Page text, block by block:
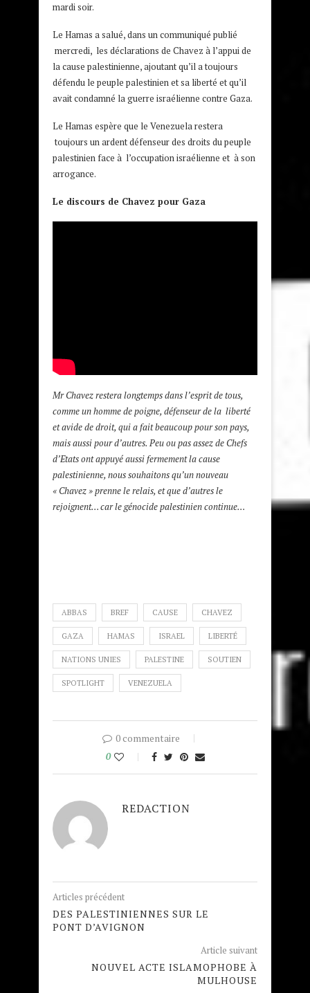
mardi soir.
Le Hamas a salué, dans un communiqué publié
mercredi, les déclarations de Chavez à l’appui de
la cause palestinienne, ajoutant qu’il a toujours
défendu le peuple palestinien et sa liberté et qu’il
avait condamné la guerre israélienne contre Gaza.
Le Hamas espère que le Venezuela restera
toujours un ardent défenseur des droits du peuple
palestinien face à l’occupation israélienne et à son
arrogance.
Le discours de Chavez pour Gaza
Mr Chavez restera longtemps dans l’esprit de tous,
comme un homme de poigne, défenseur de la liberté
et avide de droit, qui a fait beaucoup pour son pays,
mais aussi pour d’autres. Peu ou pas assez de Chefs
d’Etats ont appuyé aussi fermement la cause
palestinienne, nous souhaitons qu’un nouveau
« Chavez » prenne le relais, et que d’autres le
rejoignent… car le génocide palestinien continue…
ABBAS BREF CAUSE CHAVEZ
GAZA HAMAS ISRAEL LIBERTÉ
NATIONS UNIES PALESTINE SOUTIEN
SPOTLIGHT VENEZUELA
0 commentaire
0
REDACTION
Articles précédent
DES PALESTINIENNES SUR LE
PONT D’AVIGNON
Article suivant
NOUVEL ACTE ISLAMOPHOBE À
MULHOUSE